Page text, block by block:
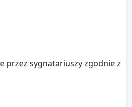
przez sygnatariuszy zgodnie z